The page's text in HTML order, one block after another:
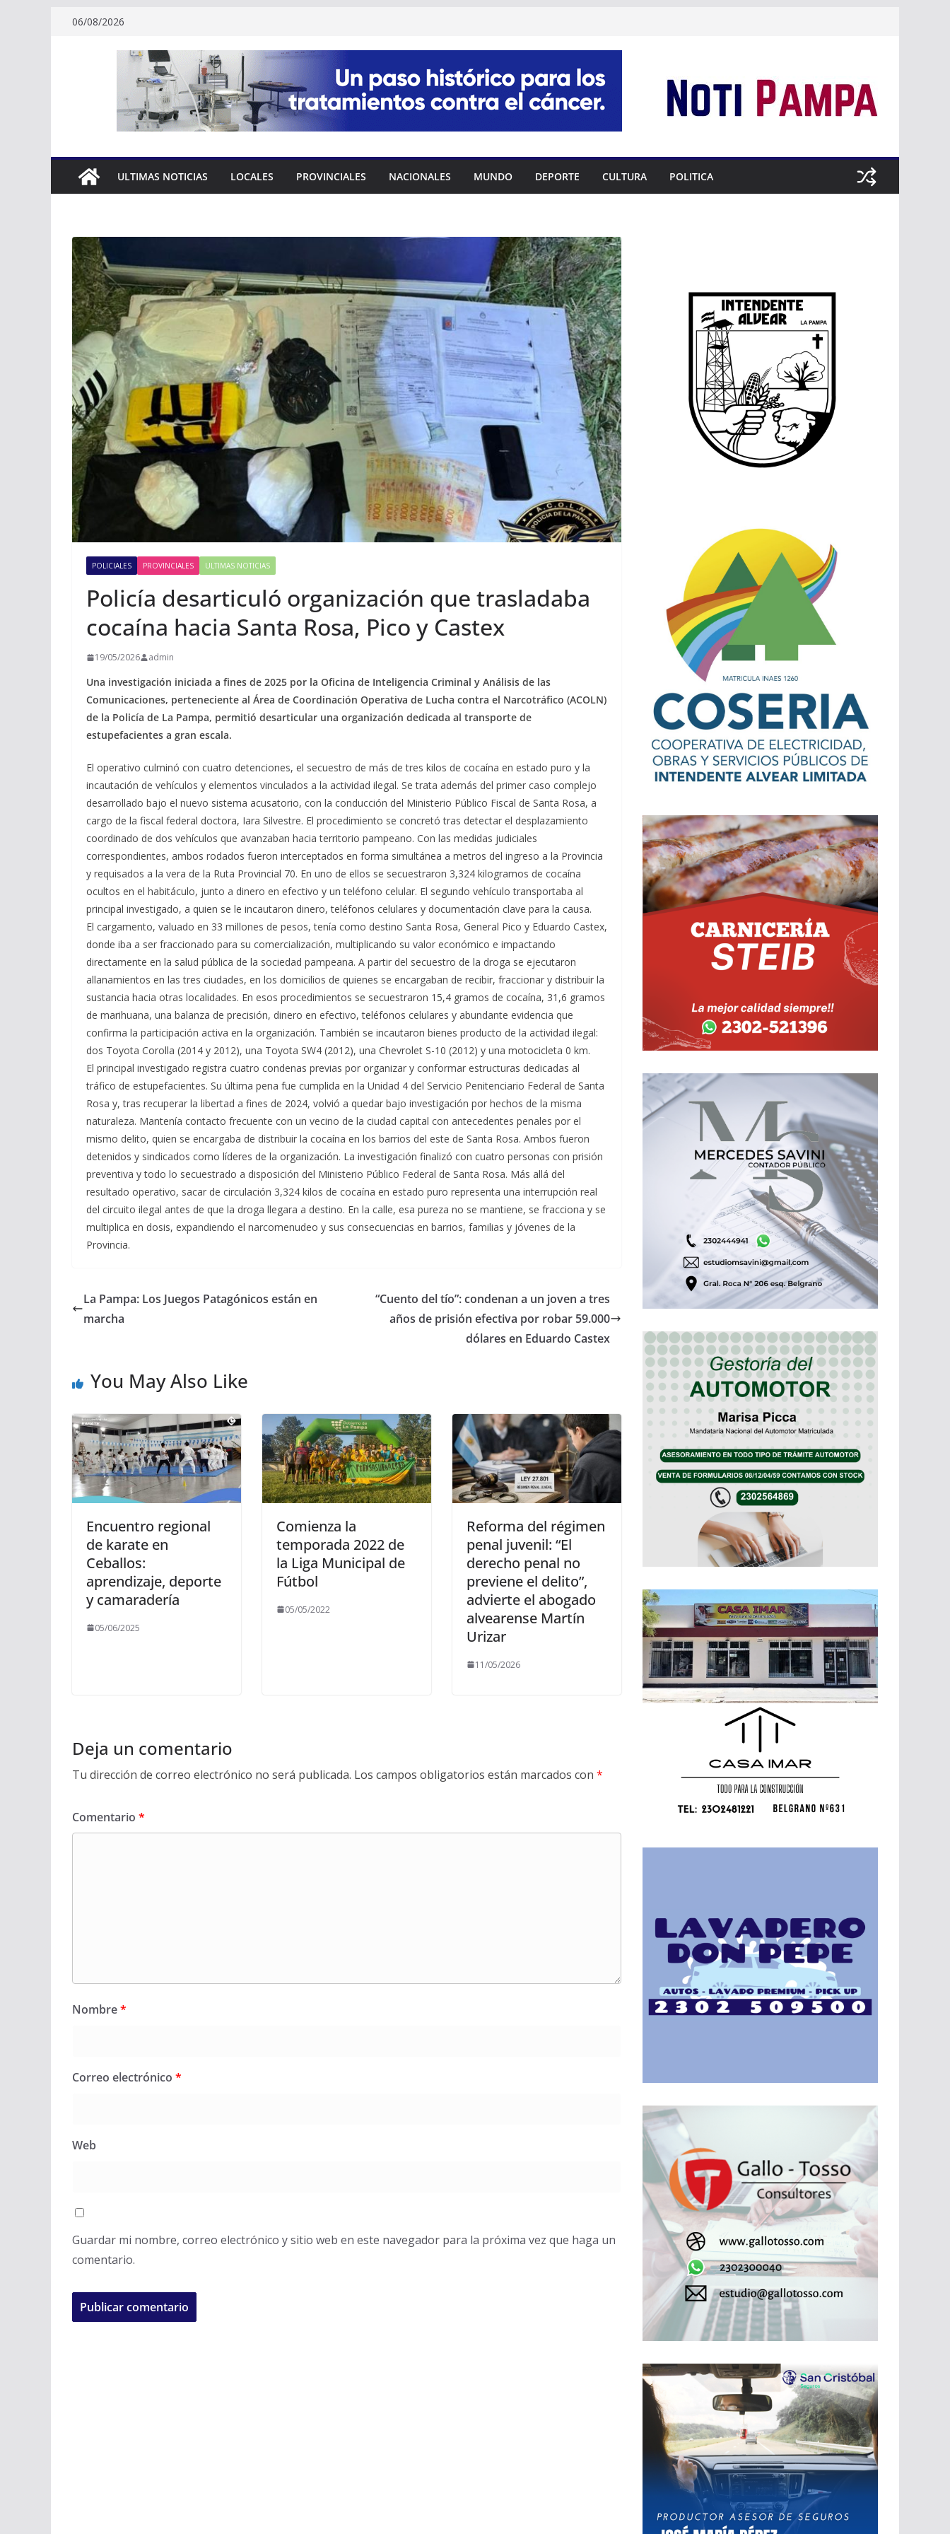
06/08/2026
ULTIMAS NOTICIAS LOCALES PROVINCIALES NACIONALES MUNDO DEPORTE CULTURA POLITICA
POLICIALES PROVINCIALES ULTIMAS NOTICIAS
Policía desarticuló organización que trasladaba
cocaína hacia Santa Rosa, Pico y Castex
19/05/2026 admin
Una investigación iniciada a fines de 2025 por la Oficina de Inteligencia Criminal y Análisis de las
Comunicaciones, perteneciente al Área de Coordinación Operativa de Lucha contra el Narcotráfico (ACOLN)
de la Policía de La Pampa, permitió desarticular una organización dedicada al transporte de
estupefacientes a gran escala.
El operativo culminó con cuatro detenciones, el secuestro de más de tres kilos de cocaína en estado puro y la
incautación de vehículos y elementos vinculados a la actividad ilegal. Se trata además del primer caso complejo
desarrollado bajo el nuevo sistema acusatorio, con la conducción del Ministerio Público Fiscal de Santa Rosa, a
cargo de la fiscal federal doctora, Iara Silvestre. El procedimiento se concretó tras detectar el desplazamiento
coordinado de dos vehículos que avanzaban hacia territorio pampeano. Con las medidas judiciales
correspondientes, ambos rodados fueron interceptados en forma simultánea a metros del ingreso a la Provincia
y requisados a la vera de la Ruta Provincial 70. En uno de ellos se secuestraron 3,324 kilogramos de cocaína
ocultos en el habitáculo, junto a dinero en efectivo y un teléfono celular. El segundo vehículo transportaba al
principal investigado, a quien se le incautaron dinero, teléfonos celulares y documentación clave para la causa.
El cargamento, valuado en 33 millones de pesos, tenía como destino Santa Rosa, General Pico y Eduardo Castex,
donde iba a ser fraccionado para su comercialización, multiplicando su valor económico e impactando
directamente en la salud pública de la sociedad pampeana. A partir del secuestro de la droga se ejecutaron
allanamientos en las tres ciudades, en los domicilios de quienes se encargaban de recibir, fraccionar y distribuir la
sustancia hacia otras localidades. En esos procedimientos se secuestraron 15,4 gramos de cocaína, 31,6 gramos
de marihuana, una balanza de precisión, dinero en efectivo, teléfonos celulares y abundante evidencia que
confirma la participación activa en la organización. También se incautaron bienes producto de la actividad ilegal:
dos Toyota Corolla (2014 y 2012), una Toyota SW4 (2012), una Chevrolet S-10 (2012) y una motocicleta 0 km.
El principal investigado registra cuatro condenas previas por organizar y conformar estructuras dedicadas al
tráfico de estupefacientes. Su última pena fue cumplida en la Unidad 4 del Servicio Penitenciario Federal de Santa
Rosa y, tras recuperar la libertad a fines de 2024, volvió a quedar bajo investigación por hechos de la misma
naturaleza. Mantenía contacto frecuente con un vecino de la ciudad capital con antecedentes penales por el
mismo delito, quien se encargaba de distribuir la cocaína en los barrios del este de Santa Rosa. Ambos fueron
detenidos y sindicados como líderes de la organización. La investigación finalizó con cuatro personas con prisión
preventiva y todo lo secuestrado a disposición del Ministerio Público Federal de Santa Rosa. Más allá del
resultado operativo, sacar de circulación 3,324 kilos de cocaína en estado puro representa una interrupción real
del circuito ilegal antes de que la droga llegara a destino. En la calle, esa pureza no se mantiene, se fracciona y se
multiplica en dosis, expandiendo el narcomenudeo y sus consecuencias en barrios, familias y jóvenes de la
Provincia.
La Pampa: Los Juegos Patagónicos están en
marcha
“Cuento del tío”: condenan a un joven a tres
años de prisión efectiva por robar 59.000
dólares en Eduardo Castex
You May Also Like
Encuentro regional
de karate en
Ceballos:
aprendizaje, deporte
y camaradería
05/06/2025
Comienza la
temporada 2022 de
la Liga Municipal de
Fútbol
05/05/2022
Reforma del régimen
penal juvenil: “El
derecho penal no
previene el delito”,
advierte el abogado
alvearense Martín
Urizar
11/05/2026
Deja un comentario
Tu dirección de correo electrónico no será publicada. Los campos obligatorios están marcados con *
Comentario *
Nombre*
Correo electrónico *
Web
Guardar mi nombre, correo electrónico y sitio web en este navegador para la próxima vez que haga un
comentario.